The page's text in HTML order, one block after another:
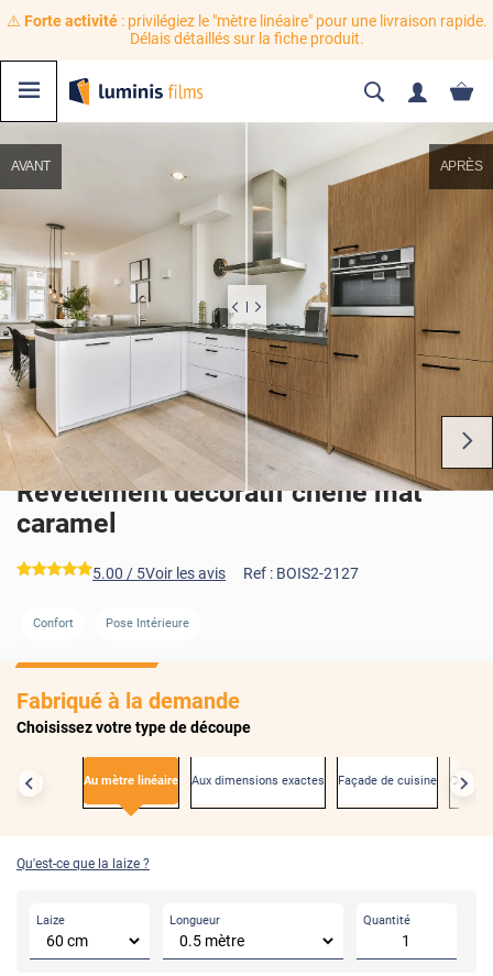
⚠️ Forte activité: privilégiez le "mètre linéaire" pour une livraison rapide.
Délais détaillés sur la fiche produit.
AVANT APRÈS
Revêtement décoratif chêne mat
caramel
*****
5.00 / 5Voir les avis Ref : BOIS2-2127
Confort Pose Intérieure
Fabriqué à la demande
Choisissez votre type de découpe
Au mètre linéaire Aux dimensions exactes Façade de cuisine
Qu'est-ce que la laize ?
Laize Longueur Quantité